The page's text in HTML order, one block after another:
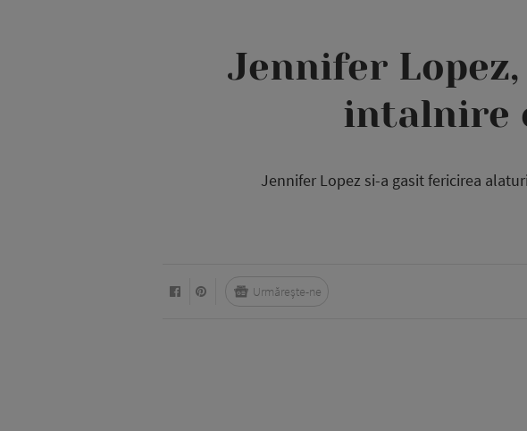
Jennifer
intalnire
Jennifer Lopez si-a gasit fericirea
Urmărește-ne